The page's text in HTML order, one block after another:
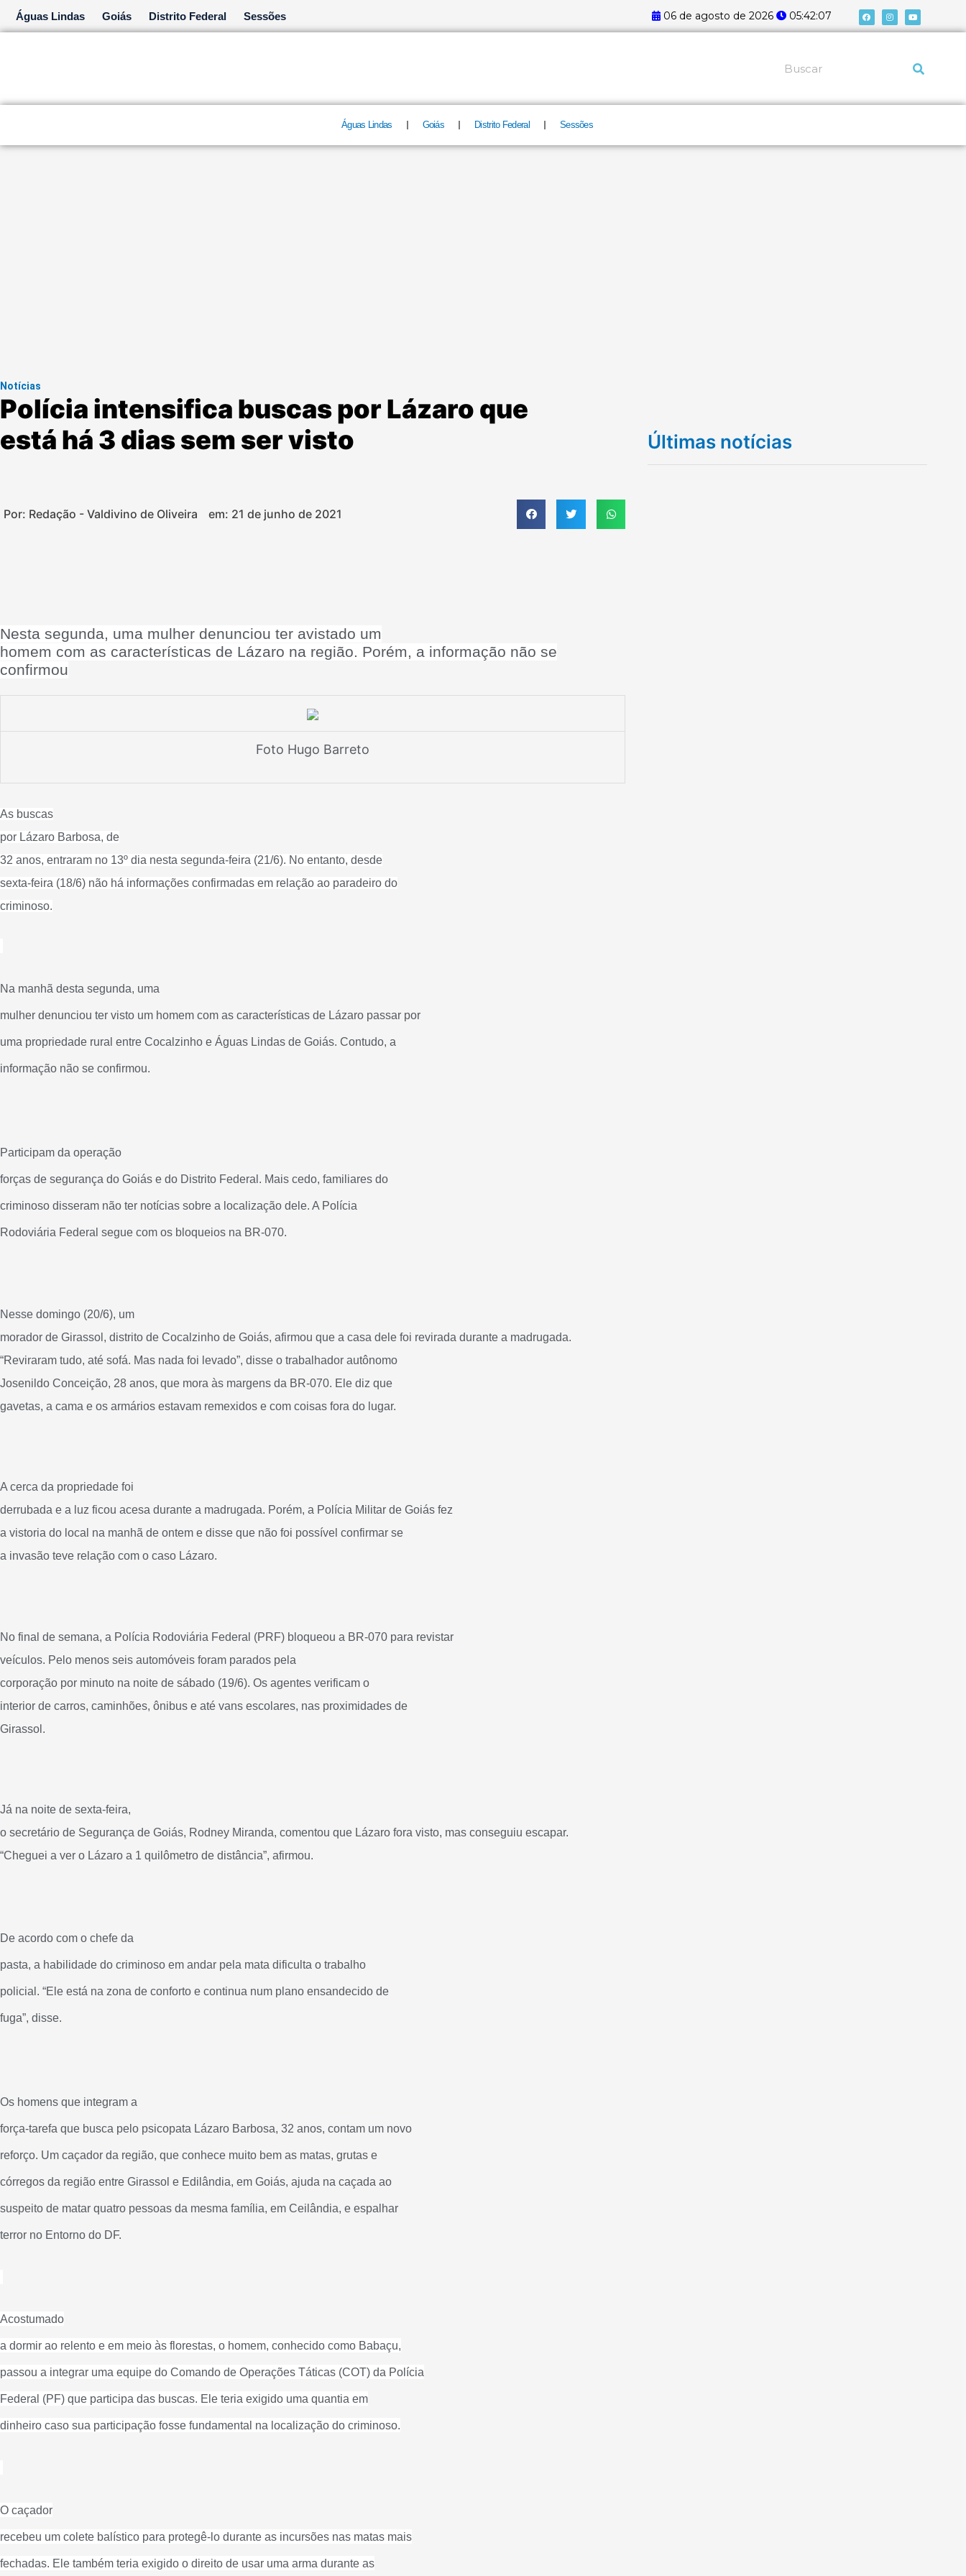
para
Águas Lindas Goiás Distrito Federal Sessões 06 de agosto de 2026 05:42:07 F
a
c
e
I
n
s
t
Y
o
u
t
Pesquisar
Águas Lindas Goiás Distrito Federal Sessões
Notícias
Polícia intensifica buscas por Lázaro que
está há 3 dias sem ser visto
Por: Redação - Valdivino de Oliveira em: 21 de junho de 2021
Nesta segunda, uma mulher denunciou ter avistado um
homem com as características de Lázaro na região. Porém, a informação não se
confirmou
Foto Hugo Barreto
As buscas
por Lázaro Barbosa, de
32 anos, entraram no 13º dia nesta segunda-feira (21/6). No entanto, desde
sexta-feira (18/6) não há informações confirmadas em relação ao paradeiro do
criminoso.
Na manhã desta segunda, uma
mulher denunciou ter visto um homem com as características de Lázaro passar por
uma propriedade rural entre Cocalzinho e Águas Lindas de Goiás. Contudo, a
informação não se confirmou.
Participam da operação
forças de segurança do Goiás e do Distrito Federal. Mais cedo, familiares do
criminoso disseram não ter notícias sobre a localização dele. A Polícia
Rodoviária Federal segue com os bloqueios na BR-070.
Nesse domingo (20/6), um
morador de Girassol, distrito de Cocalzinho de Goiás, afirmou que a casa dele foi revirada durante a madrugada.
“Reviraram tudo, até sofá. Mas nada foi levado”, disse o trabalhador autônomo
Josenildo Conceição, 28 anos, que mora às margens da BR-070. Ele diz que
gavetas, a cama e os armários estavam remexidos e com coisas fora do lugar.
A cerca da propriedade foi
derrubada e a luz ficou acesa durante a madrugada. Porém, a Polícia Militar de Goiás fez
a vistoria do local na manhã de ontem e disse que não foi possível confirmar se
a invasão teve relação com o caso Lázaro.
No final de semana, a Polícia Rodoviária Federal (PRF) bloqueou a BR-070 para revistar
veículos. Pelo menos seis automóveis foram parados pela
corporação por minuto na noite de sábado (19/6). Os agentes verificam o
interior de carros, caminhões, ônibus e até vans escolares, nas proximidades de
Girassol.
Já na noite de sexta-feira,
o secretário de Segurança de Goiás, Rodney Miranda, comentou que Lázaro fora visto, mas conseguiu escapar.
“Cheguei a ver o Lázaro a 1 quilômetro de distância”, afirmou.
De acordo com o chefe da
pasta, a habilidade do criminoso em andar pela mata dificulta o trabalho
policial. “Ele está na zona de conforto e continua num plano ensandecido de
fuga”, disse.
Os homens que integram a
força-tarefa que busca pelo psicopata Lázaro Barbosa, 32 anos, contam um novo
reforço. Um caçador da região, que conhece muito bem as matas, grutas e
córregos da região entre Girassol e Edilândia, em Goiás, ajuda na caçada ao
suspeito de matar quatro pessoas da mesma família, em Ceilândia, e espalhar
terror no Entorno do DF.
Acostumado
a dormir ao relento e em meio às florestas, o homem, conhecido como Babaçu,
passou a integrar uma equipe do Comando de Operações Táticas (COT) da Polícia
Federal (PF) que participa das buscas. Ele teria exigido uma quantia em
dinheiro caso sua participação fosse fundamental na localização do criminoso.
O caçador
recebeu um colete balístico para protegê-lo durante as incursões nas matas mais
fechadas. Ele também teria exigido o direito de usar uma arma durante as
Últimas notícias